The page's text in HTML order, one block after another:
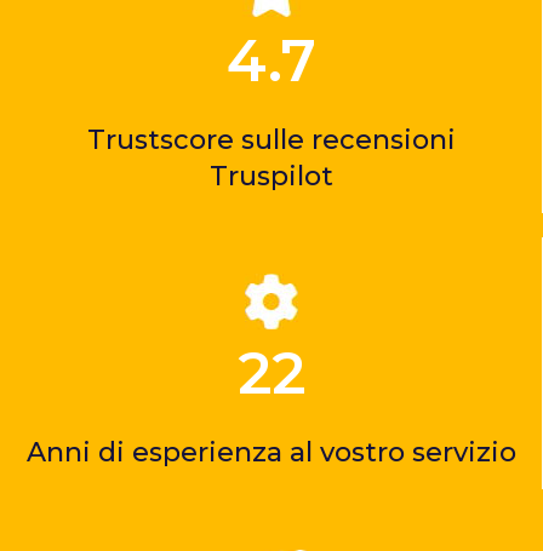
4.7
Trustscore sulle recensioni
Truspilot
22
Anni di esperienza al vostro servizio